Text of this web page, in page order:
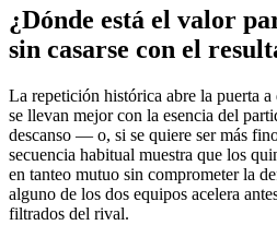
¿Dónde está el valor
sin casarse con el
La repetición histórica abre la puerta a
se llevan mejor con la esencia del
descanso — o, si se quiere ser más
secuencia habitual muestra que los
en tanteo mutuo sin comprometer la
alguno de los dos equipos acelera
filtrados del rival.